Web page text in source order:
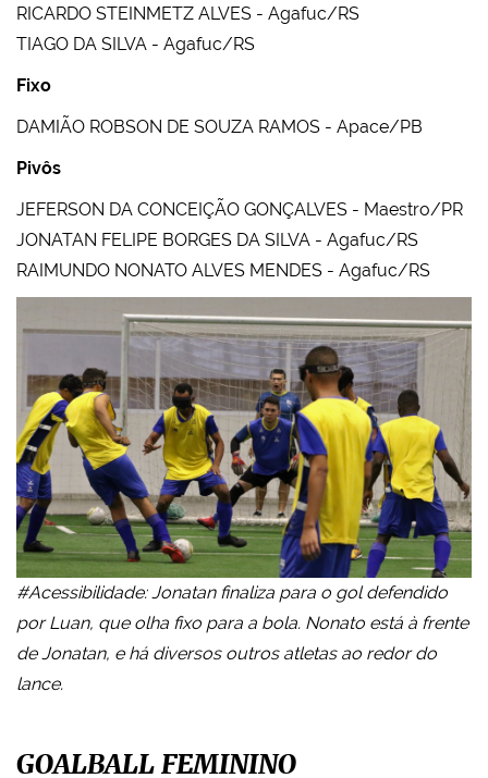
RICARDO STEINMETZ ALVES - Agafuc/RS
TIAGO DA SILVA - Agafuc/RS
Fixo
DAMIÃO ROBSON DE SOUZA RAMOS - Apace/PB
Pivôs
JEFERSON DA CONCEIÇÃO GONÇALVES - Maestro/PR
JONATAN FELIPE BORGES DA SILVA - Agafuc/RS
RAIMUNDO NONATO ALVES MENDES - Agafuc/RS
#Acessibilidade: Jonatan finaliza para o gol defendido
por Luan, que olha fixo para a bola. Nonato está à frente
de Jonatan, e há diversos outros atletas ao redor do
lance.
GOALBALL FEMININO